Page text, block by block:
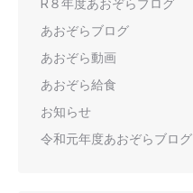
R８年度あおぞらブログ
あおぞらブログ
あおぞら動画
あおぞら給食
お知らせ
令和元年度あおぞらブログ